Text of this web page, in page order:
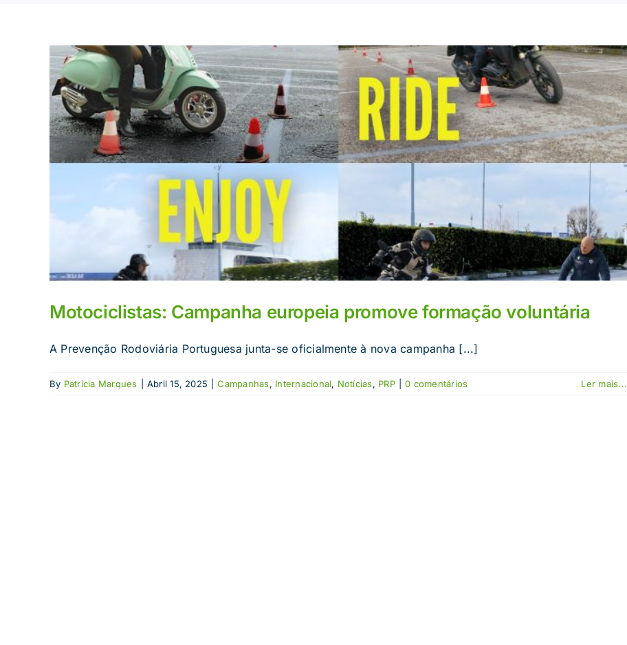
Motociclistas: Campanha europeia promove formação voluntária
A Prevenção Rodoviária Portuguesa junta-se oficialmente à nova campanha [...]
By Patrícia Marques Abril 15, 2025 Campanhas, Internacional, Notícias, PRP 0 comentários Ler mais...